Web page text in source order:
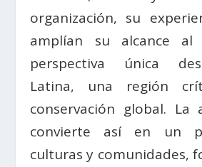
organización, su
amplían su alcance al
perspectiva única
Latina, una región
conservación global. La
convierte así en un
culturas y comunidades,